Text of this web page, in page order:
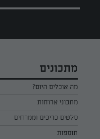
מתכונים
מה אוכלים היום?
מתכוני ארוחות
ארוחת בוקר
ארוחת צהריים
סלטים כריכים וממרחים
כל הסלטים כריכים וממרחים
תוספות